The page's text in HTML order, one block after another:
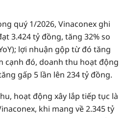
quý 1/2026, Vinaconex ghi
3.424 tỷ đồng, tăng 32% so
lợi nhuận gộp từ đó tăng
cạnh đó, doanh thu hoạt động
gấp 5 lần lên 234 tỷ đồng.
hoạt động xây lắp tiếp tục là
khi mang về 2.345 tỷ